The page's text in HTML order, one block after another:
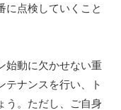
に点検していくこと
始動に欠かせない重
テナンスを行い、ト
う。ただし、ご自身